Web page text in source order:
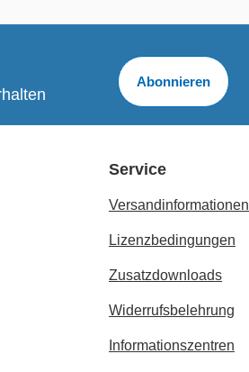
Abonnieren
Service
Versandinformationen
Lizenzbedingungen
Zusatzdownloads
Widerrufsbelehrung
Informationszentren